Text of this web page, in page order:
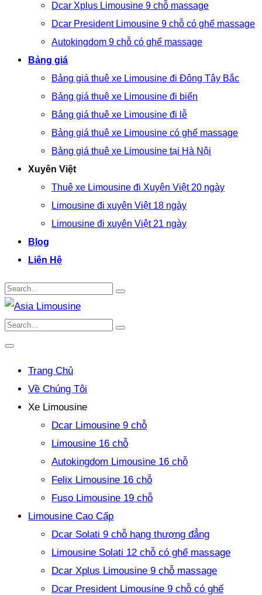
Dcar Xplus Limousine 9 chỗ massage
Dcar President Limousine 9 chỗ có ghế massage
Autokingdom 9 chỗ có ghế massage
Bảng giá
Bảng giá thuê xe Limousine đi Đông Tây Bắc
Bảng giá thuê xe Limousine đi biển
Bảng giá thuê xe Limousine đi lễ
Bảng giá thuê xe Limousine có ghế massage
Bảng giá thuê xe Limousine tại Hà Nội
Xuyên Việt
Thuê xe Limousine đi Xuyên Việt 20 ngày
Limousine đi xuyên Việt 18 ngày
Limousine đi xuyên Việt 21 ngày
Blog
Liên Hệ
Trang Chủ
Về Chúng Tôi
Xe Limousine
Dcar Limousine 9 chỗ
Limousine 16 chỗ
Autokingdom Limousine 16 chỗ
Felix Limousine 16 chỗ
Fuso Limousine 19 chỗ
Limousine Cao Cấp
Dcar Solati 9 chỗ hạng thượng đẳng
Limousine Solati 12 chỗ có ghế massage
Dcar Xplus Limousine 9 chỗ massage
Dcar President Limousine 9 chỗ có ghế